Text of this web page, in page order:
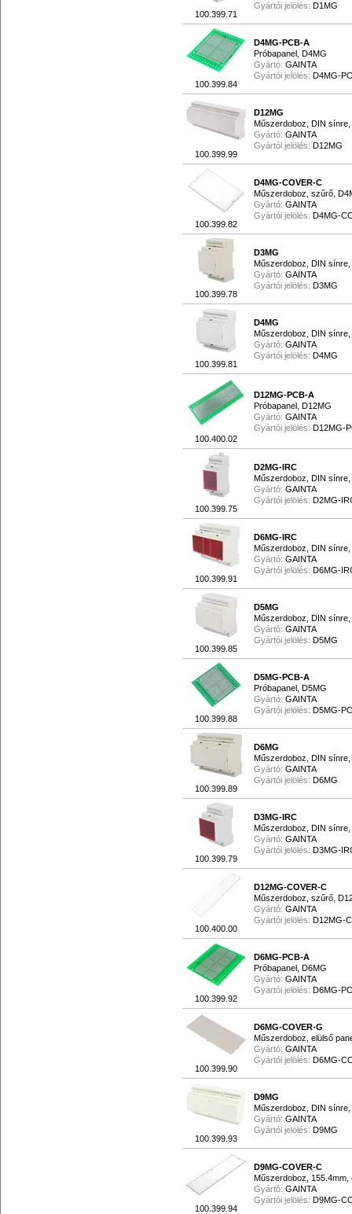
100.399.71
Gyártói jelölés: D1MG
100.399.84
D4MG-PCB-A
Próbapanel, D4MG
Gyártó: GAINTA
Gyártói jelölés: D4MG-
100.399.99
D12MG
Műszerdoboz, DIN
Gyártó: GAINTA
Gyártói jelölés: D12MG
100.399.82
D4MG-COVER-C
Műszerdoboz, szűrő,
Gyártó: GAINTA
Gyártói jelölés: D4MG-
100.399.78
D3MG
Műszerdoboz, DIN
Gyártó: GAINTA
Gyártói jelölés: D3MG
100.399.81
D4MG
Műszerdoboz, DIN
Gyártó: GAINTA
Gyártói jelölés: D4MG
100.400.02
D12MG-PCB-A
Próbapanel, D12MG
Gyártó: GAINTA
Gyártói jelölés: D12MG-
100.399.75
D2MG-IRC
Műszerdoboz, DIN
Gyártó: GAINTA
Gyártói jelölés: D2MG-
100.399.91
D6MG-IRC
Műszerdoboz, DIN sínre,
Gyártó: GAINTA
Gyártói jelölés: D6MG-
100.399.85
D5MG
Műszerdoboz, DIN
Gyártó: GAINTA
Gyártói jelölés: D5MG
100.399.88
D5MG-PCB-A
Próbapanel, D5MG
Gyártó: GAINTA
Gyártói jelölés: D5MG-
100.399.89
D6MG
Műszerdoboz, DIN sínre,
Gyártó: GAINTA
Gyártói jelölés: D6MG
100.399.79
D3MG-IRC
Műszerdoboz, DIN
Gyártó: GAINTA
Gyártói jelölés: D3MG-
100.400.00
D12MG-COVER-C
Műszerdoboz, szűrő,
Gyártó: GAINTA
Gyártói jelölés: D12MG-
100.399.92
D6MG-PCB-A
Próbapanel, D6MG
Gyártó: GAINTA
Gyártói jelölés: D6MG-
100.399.90
D6MG-COVER-G
Műszerdoboz, elülső
Gyártó: GAINTA
Gyártói jelölés: D6MG-
100.399.93
D9MG
Műszerdoboz, DIN
Gyártó: GAINTA
Gyártói jelölés: D9MG
100.399.94
D9MG-COVER-C
Műszerdoboz,
Gyártó: GAINTA
Gyártói jelölés: D9MG-